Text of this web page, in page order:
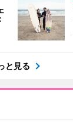
と見る